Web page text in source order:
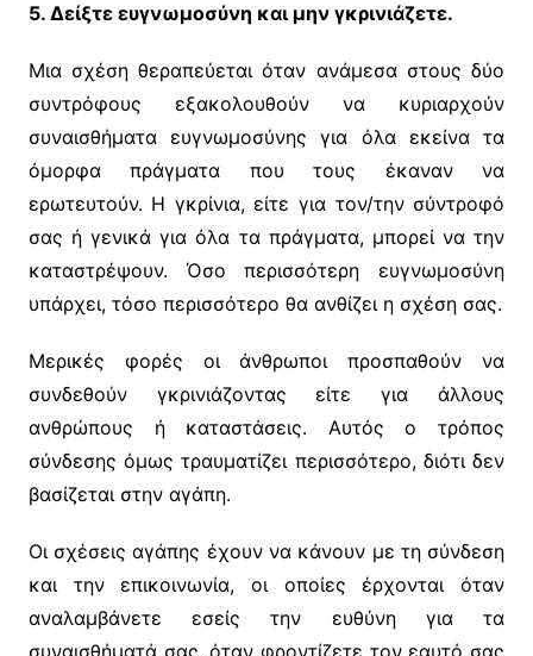
5. Δείξτε ευγνωμοσύνη και μην γκρινιάζετε.
Μια σχέση θεραπεύεται όταν ανάμεσα στους δύο
συντρόφους εξακολουθούν να κυριαρχούν
συναισθήματα ευγνωμοσύνης για όλα εκείνα τα
όμορφα πράγματα που τους έκαναν να
ερωτευτούν. Η γκρίνια, είτε για τον/την σύντροφό
σας ή γενικά για όλα τα πράγματα, μπορεί να την
καταστρέψουν. Όσο περισσότερη ευγνωμοσύνη
υπάρχει, τόσο περισσότερο θα ανθίζει η σχέση σας.
Μερικές φορές οι άνθρωποι προσπαθούν να
συνδεθούν γκρινιάζοντας είτε για άλλους
ανθρώπους ή καταστάσεις. Αυτός ο τρόπος
σύνδεσης όμως τραυματίζει περισσότερο, διότι δεν
βασίζεται στην αγάπη.
Οι σχέσεις αγάπης έχουν να κάνουν με τη σύνδεση
και την επικοινωνία, οι οποίες έρχονται όταν
αναλαμβάνετε εσείς την ευθύνη για τα